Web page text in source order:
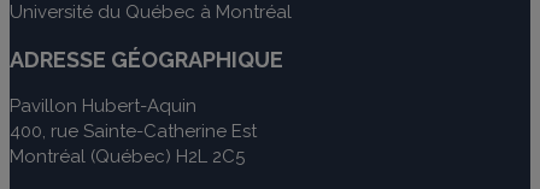
Université du Québec à Montréal
ADRESSE GÉOGRAPHIQUE
Pavillon Hubert-Aquin
400, rue Sainte-Catherine Est
Montréal (Québec) H2L 2C5